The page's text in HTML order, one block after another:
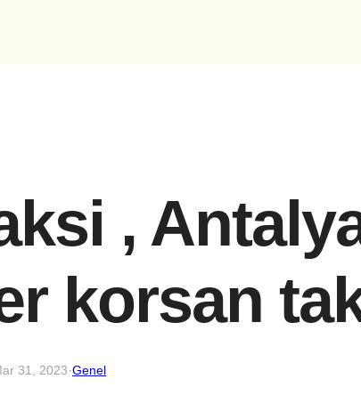
,
korsan
31, 2023·Genel